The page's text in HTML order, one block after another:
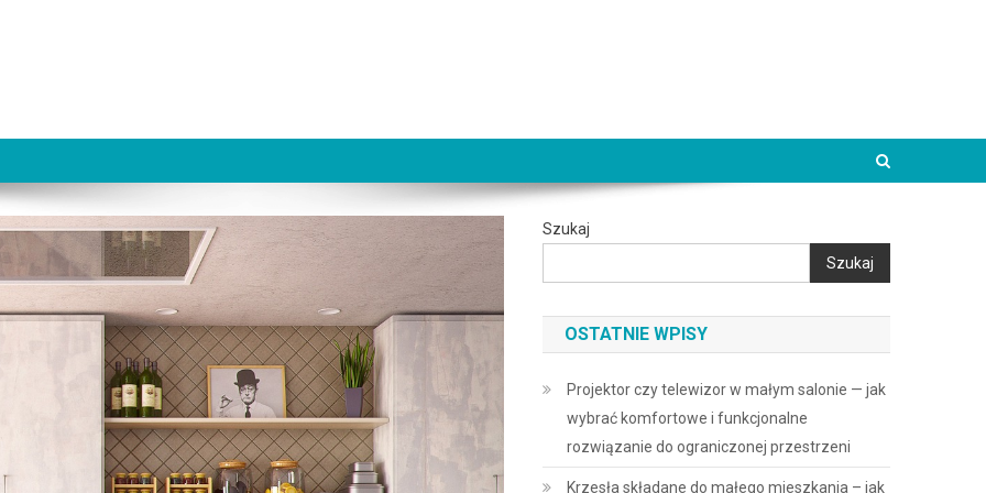
Szukaj
Szukaj
OSTATNIE WPISY
Projektor czy telewizor w małym salonie — jak
wybrać komfortowe i funkcjonalne
rozwiązanie do ograniczonej przestrzeni
Krzesła składane do małego mieszkania – jak